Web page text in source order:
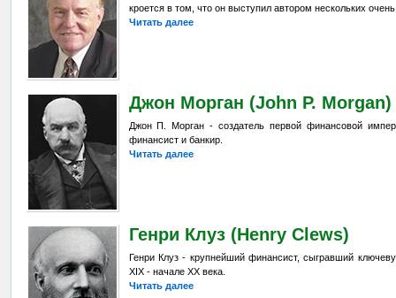
кроется в том, что он выступил автором нескольких
Читать далее
Джон Морган (John P. Morgan)
Джон П. Морган - создатель первой финансовой
финансист и банкир.
Читать далее
Генри Клуз (Henry Clews)
Генри Клуз - крупнейший финансист, сыгравший
XIX - начале XX века.
Читать далее